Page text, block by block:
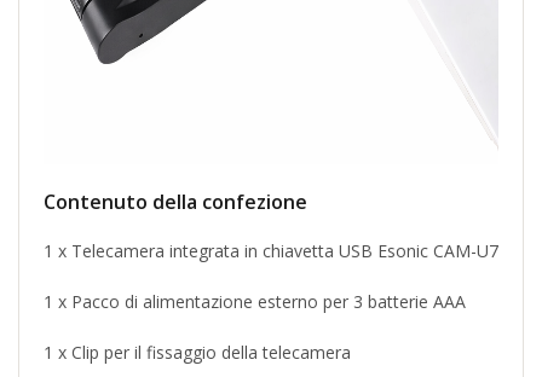
Contenuto della confezione
1 x Telecamera integrata in chiavetta USB Esonic CAM-U7
1 x Pacco di alimentazione esterno per 3 batterie AAA
1 x Clip per il fissaggio della telecamera